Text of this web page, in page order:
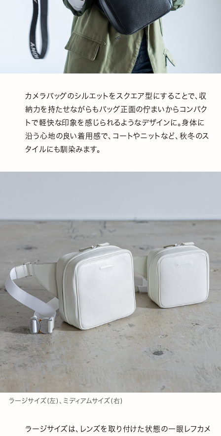
カメラバッグのシルエットをスクエア型にすることで、収
納力を持たせながらもバッグ正面の佇まいからコンパク
トで軽快な印象を感じられるようなデザインに。身体に
沿う心地の良い着用感で、コートやニットなど、秋冬のス
タイルにも馴染みます。
ラージサイズ(左)、ミディアムサイズ(右)
ラージサイズは、レンズを取り付けた状態の一眼レフカメ